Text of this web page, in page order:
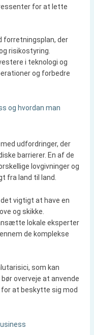
for at lette
forretningsplan, der
risikostyring.
i teknologi og
og forbedre
og hvordan man
udfordringer, der
barrierer. En af de
lovgivninger og
fra land til land.
vigtigt at have en
og skikke.
lokale eksperter
de komplekse
som kan
overveje at anvende
at beskytte sig mod